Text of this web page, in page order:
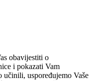
obavijestiti o
i pokazati Vam
učinili, uspoređujemo Vaše